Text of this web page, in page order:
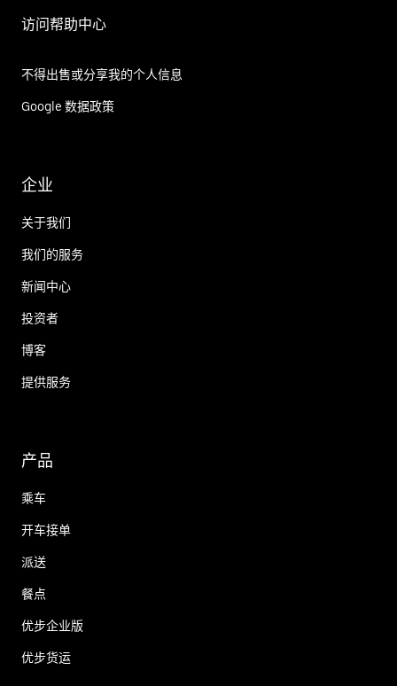
访问帮助中心
不得出售或分享我的个人信息
Google 数据政策
企业
关于我们
我们的服务
新闻中心
投资者
博客
提供服务
产品
乘车
开车接单
派送
餐点
优步企业版
优步货运